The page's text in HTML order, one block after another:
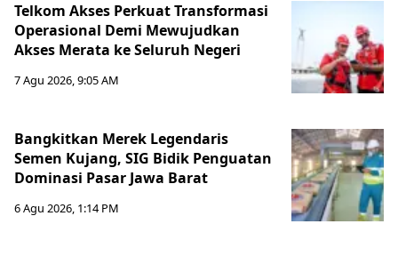
Telkom Akses Perkuat Transformasi
Operasional Demi Mewujudkan
Akses Merata ke Seluruh Negeri
7 Agu 2026, 9:05 AM
Bangkitkan Merek Legendaris
Semen Kujang, SIG Bidik Penguatan
Dominasi Pasar Jawa Barat
6 Agu 2026, 1:14 PM